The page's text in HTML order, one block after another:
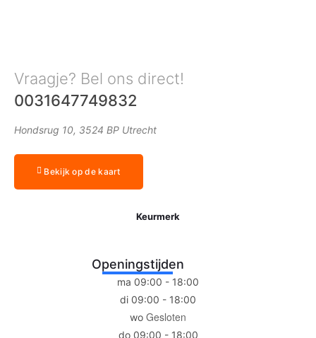
Vraagje? Bel ons direct!
0031647749832
Hondsrug 10, 3524 BP Utrecht
Bekijk op de kaart
Keurmerk
Openingstijden
ma 09:00 - 18:00
di 09:00 - 18:00
wo Gesloten
do 09:00 - 18:00